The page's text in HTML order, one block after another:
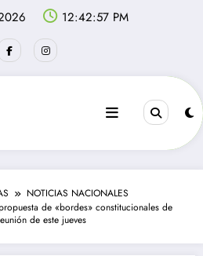
12:42:57 PM
NOTICIAS NACIONALES
de «bordes» constitucionales de
de este jueves